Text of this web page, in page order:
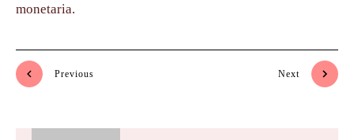
monetaria.
Previous Next